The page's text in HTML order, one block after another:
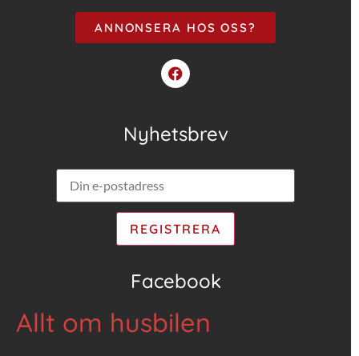
ANNONSERA HOS OSS?
Nyhetsbrev
Facebook
Allt om husbilen